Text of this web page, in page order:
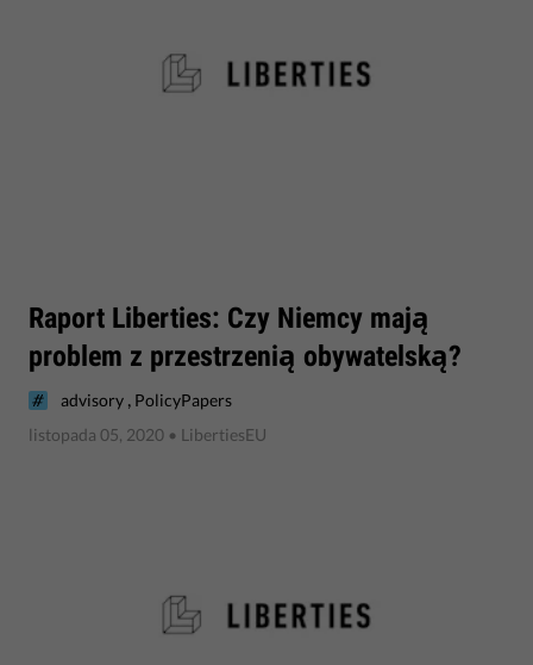
​Raport Liberties: Czy Niemcy mają
problem z przestrzenią obywatelską?
advisory , PolicyPapers
listopada 05, 2020 • LibertiesEU